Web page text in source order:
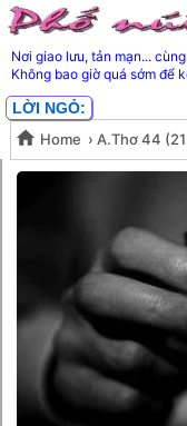
Nơi giao lưu, tản mạn...
Không bao giờ quá sớm để
LỜI NGỎ:
Home › A.Thơ 44
Ngọc Thái
Suy tư
Ngọc Thái